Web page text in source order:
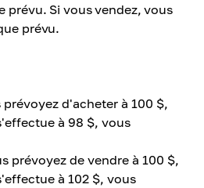
prévu. Si vous vendez, vous
prévu.
prévoyez d'acheter à 100 $,
à 98 $, vous
prévoyez de vendre à 100 $,
à 102 $, vous